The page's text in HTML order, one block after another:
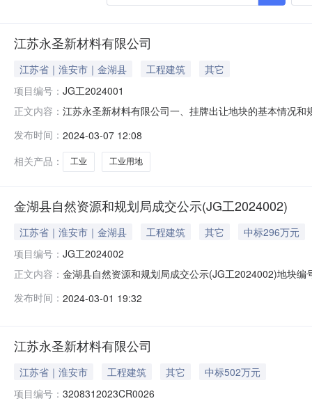
江苏永圣新材料有限公司
江苏省｜淮安市｜金湖县 工程建筑
其它
项目编号： JG工2024001
正文内容： 江苏永圣新材料有限公司一、挂牌出让地块的基本情况
东侧、永圣新材料有限公司西侧24491工业/工业用地1容
发布时间： 2024-03-07 12:08
相关产品：
工业 工业用地
金湖县自然资源和规划局成交公示(JG工2024002)
江苏省｜淮安市｜金湖县 工程建筑 其它
中标296万元
项目编号： JG工2024002
正文内容： 金湖县自然资源和规划局成交公示(JG工2024002)地块
挂牌起始价（万元）：296成交价（万元）：296成交时
发布时间： 2024-03-01 19:32
江苏永圣新材料有限公司
江苏省｜淮安市 工程建筑 其它
中标502万元
项目编号： 3208312023CR0026